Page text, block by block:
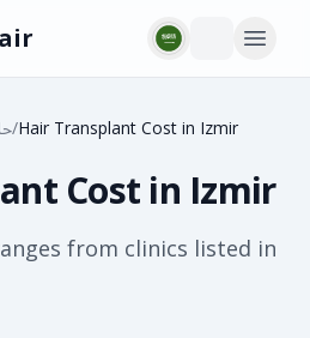
/Hair Transplant Cost in Izmir
Cost in Izmir
from clinics listed in